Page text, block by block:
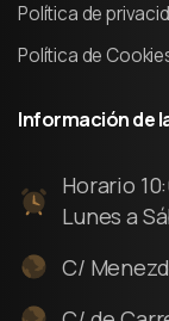
Política de
Política de
Informaciónde
Horario
Lunes a
C/